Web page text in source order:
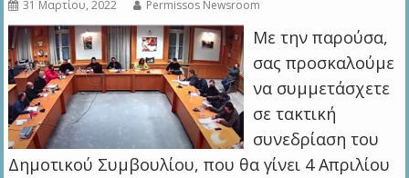
31 Μαρτίου, 2022 Permissos Newsroom
Με την παρούσα,
σας προσκαλούμε
να συμμετάσχετε
σε τακτική
συνεδρίαση του
Δημοτικού Συμβουλίου, που θα γίνει 4 Απριλίου